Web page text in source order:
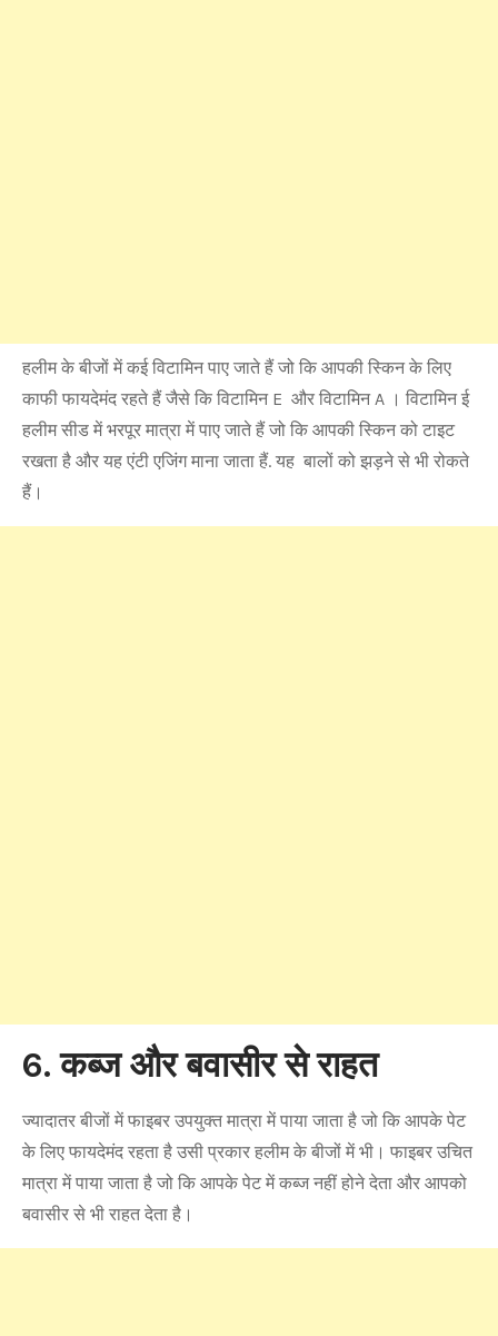
हलीम के बीजों में कई विटामिन पाए जाते हैं जो कि आपकी स्किन के लिए
काफी फायदेमंद रहते हैं जैसे कि विटामिन E और विटामिन A । विटामिन ई
हलीम सीड में भरपूर मात्रा में पाए जाते हैं जो कि आपकी स्किन को टाइट
रखता है और यह एंटी एजिंग माना जाता हैं. यह बालों को झड़ने से भी रोकते
हैं।
6. कब्ज और बवासीर से राहत
ज्यादातर बीजों में फाइबर उपयुक्त मात्रा में पाया जाता है जो कि आपके पेट
के लिए फायदेमंद रहता है उसी प्रकार हलीम के बीजों में भी। फाइबर उचित
मात्रा में पाया जाता है जो कि आपके पेट में कब्ज नहीं होने देता और आपको
बवासीर से भी राहत देता है।